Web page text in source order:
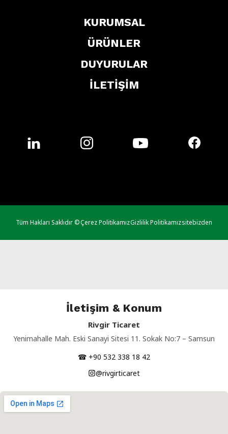
KURUMSAL
ÜRÜNLER
DUYURULAR
İLETİŞİM
Tüm Hakları Saklıdır ©Çerez PolitikamızGizlilik Politikamızsitebizden
İletişim & Konum
Rivgir Ticaret
Yenimahalle Mah. Eski Sanayi Sitesi 11. Sokak No:7 – Samsun
☎ +90 532 338 18 42
@rivgirticaret